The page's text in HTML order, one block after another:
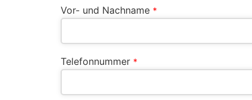
Vor- und Nachname *
Telefonnummer *